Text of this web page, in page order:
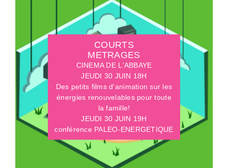
COURTS
METRAGES
CINEMA DE L'ABBAYE
JEUDI 30 JUIN 18H
Des petits films d'animation sur les
énergies renouvelables pour toute
la famille!
JEUDI 30 JUIN 19H
conférence PALEO-ENERGETIQUE